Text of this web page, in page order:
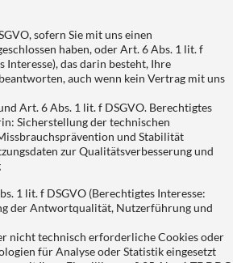
sofern Sie mit uns einen
haben, oder Art. 6 Abs. 1 lit. f
Interesse), das darin besteht, Ihre
auch wenn kein Vertrag mit uns
Art. 6 Abs. 1 lit. f DSGVO. Berechtigtes
Sicherstellung der technischen
und Stabilität
zur Qualitätsverbesserung und
1 lit. f DSGVO (Berechtigtes Interesse:
der Antwortqualität, Nutzerführung und
nicht technisch erforderliche Cookies oder
für Analyse oder Statistik eingesetzt